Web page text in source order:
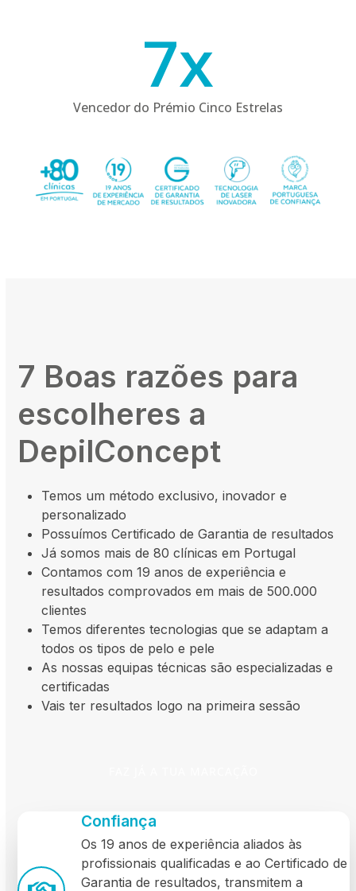
77
x
Vencedor do Prémio Cinco Estrelas
7 Boas razões para
escolheres a
DepilConcept
Temos um método exclusivo, inovador e
personalizado
Possuímos Certificado de Garantia de resultados
Já somos mais de 80 clínicas em Portugal
Contamos com 19 anos de experiência e
resultados comprovados em mais de 500.000
clientes
Temos diferentes tecnologias que se adaptam a
todos os tipos de pelo e pele
As nossas equipas técnicas são especializadas e
certificadas
Vais ter resultados logo na primeira sessão
Confiança
Os 19 anos de experiência aliados às
profissionais qualificadas e ao Certificado de
Garantia de resultados, transmitem a